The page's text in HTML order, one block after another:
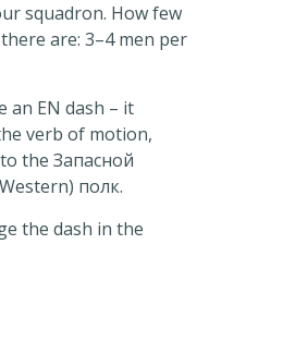
squadron. How few
are: 3–4 men per
an EN dash – it
verb of motion,
the Запасной
полк.
the dash in the